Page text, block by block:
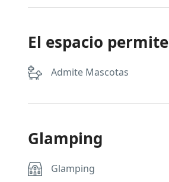
El espacio permite
Admite Mascotas
Glamping
Glamping